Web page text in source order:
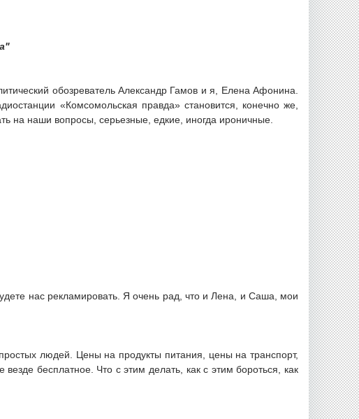
обозреватель Александр Гамов и я, Елена Афонина.
«Комсомольская правда» становится, конечно же,
на наши вопросы, серьезные, едкие, иногда ироничные.
нас рекламировать. Я очень рад, что и Лена, и Саша, мои
людей. Цены на продукты питания, цены на транспорт,
бесплатное. Что с этим делать, как с этим бороться, как